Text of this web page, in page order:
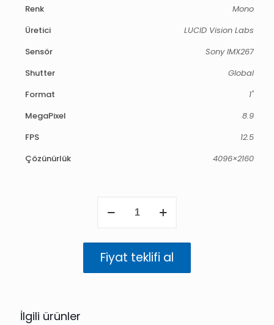
Renk
Mono
Üretici
LUCID Vision Labs
Sensör
Sony IMX267
Shutter
Global
Format
1"
MegaPixel
8.9
FPS
12.5
Çözünürlük
4096×2160
8.9
adet
Fiyat teklifi al
İlgili ürünler